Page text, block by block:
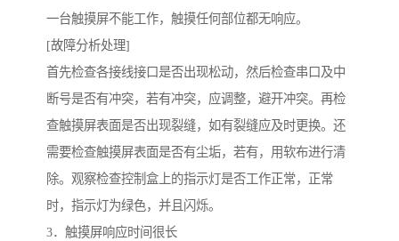
一台触摸屏不能工作，触摸任何部位都无响应。
[故障分析处理]
首先检查各接线接口是否出现松动，然后检查串口及中
断号是否有冲突，若有冲突，应调整，避开冲突。再检
查触摸屏表面是否出现裂缝，如有裂缝应及时更换。还
需要检查触摸屏表面是否有尘垢，若有，用软布进行清
除。观察检查控制盒上的指示灯是否工作正常，正常
时，指示灯为绿色，并且闪烁。
3．触摸屏响应时间很长